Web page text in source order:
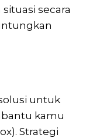
secara
untuk
kamu
Strategi